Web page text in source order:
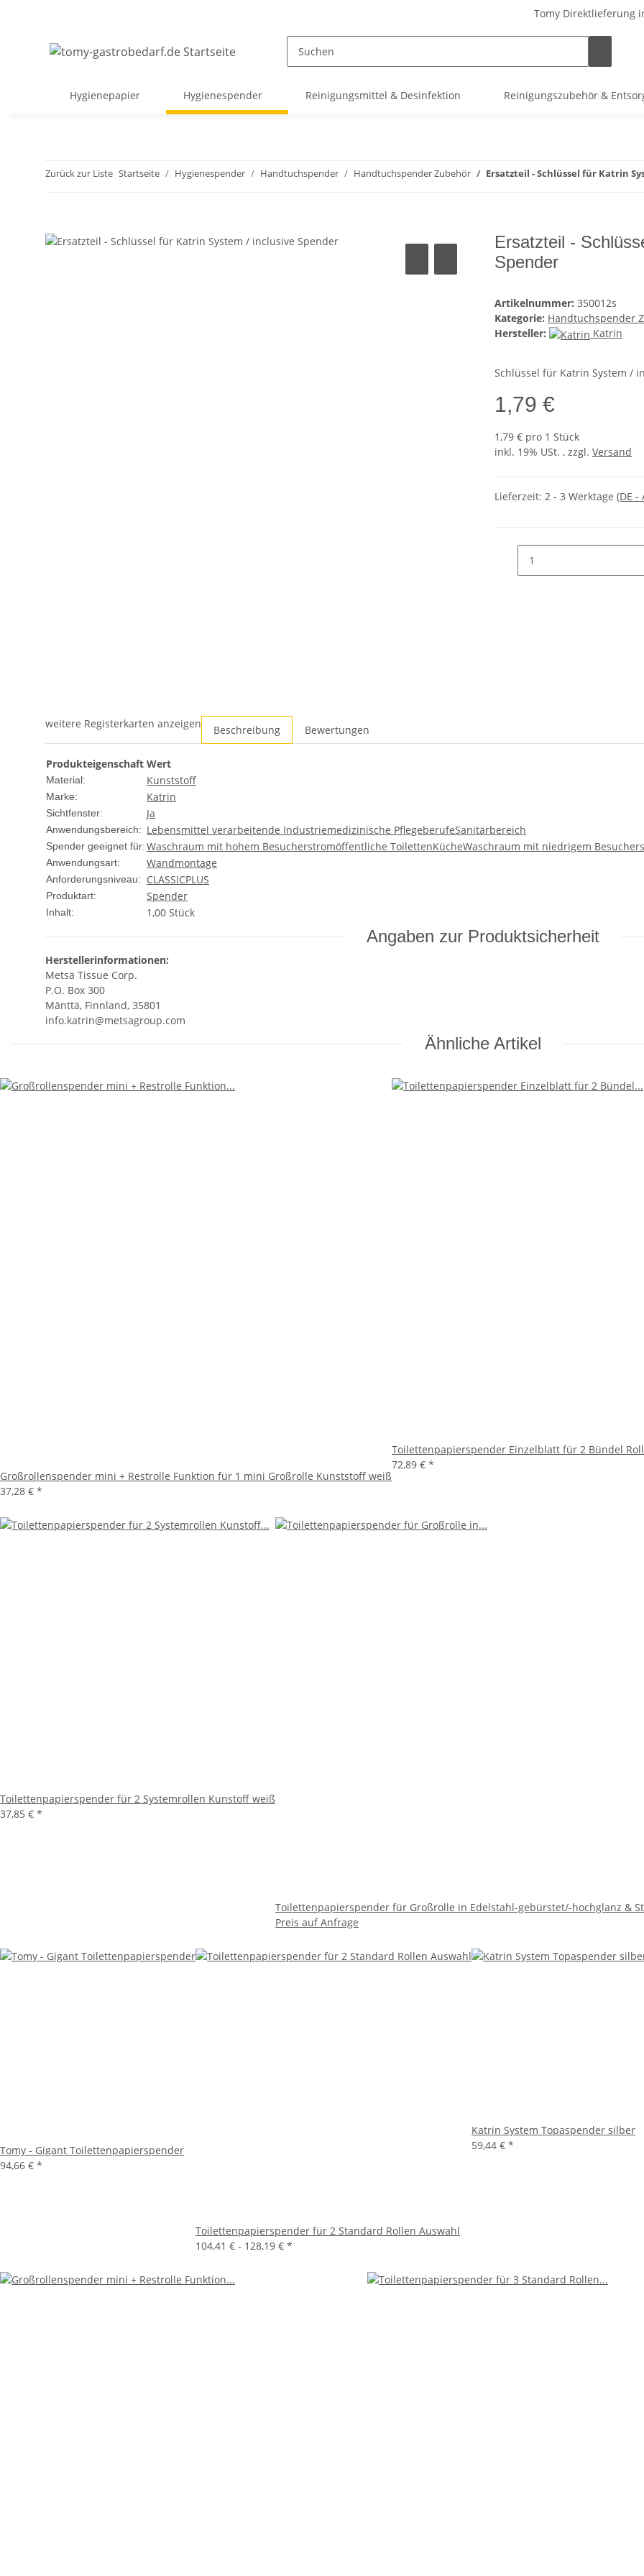
Tomy Direktlieferung
Hygienepapier Hygienespender Reinigungsmittel & Desinfektion Reinigungszubehör &
Zurück zur Liste Startseite Hygienespender Handtuchspender Handtuchspender Zubehör Ersatzteil - Schlüssel für Katrin
Ersatzteil -
Spender
Artikelnummer: 350012s
Kategorie: Handtuchspender
Hersteller:
Katrin
Schlüssel für Katrin System /
1,79 €
1,79 € pro 1 Stück
inkl. 19% USt. , zzgl. Versand
Lieferzeit: 2 - 3 Werktage (DE
weitere Registerkarten anzeigen Beschreibung Bewertungen
Produkteigenschaft Wert
Material: Kunststoff
Marke: Katrin
Sichtfenster: Ja
Anwendungsbereich: Lebensmittel verarbeitende Industriemedizinische PflegeberufeSanitärbereich
Spender geeignet für:Waschraum mit hohem Besucherstromöffentliche ToilettenKücheWaschraum mit niedrigem
Anwendungsart: Wandmontage
Anforderungsniveau: CLASSICPLUS
Produktart: Spender
Inhalt: 1,00 Stück
Angaben zur Produktsicherheit
Herstellerinformationen:
Metsä Tissue Corp.
P.O. Box 300
Mänttä, Finnland, 35801
info.katrin@metsagroup.com
Ähnliche Artikel
Großrollenspender mini + Restrolle Funktion für 1 mini Großrolle Kunststoff weiß
37,28 € *
Toilettenpapierspender Einzelblatt für 2 Bündel
72,89 € *
Toilettenpapierspender für 2 Systemrollen Kunstoff weiß
37,85 € *
Toilettenpapierspender für Großrolle in Edelstahl-gebürstet/-hochglanz &
Preis auf Anfrage
Tomy - Gigant Toilettenpapierspender
94,66 € *
Toilettenpapierspender für 2 Standard Rollen Auswahl
104,41 € - 128,19 € *
Katrin System Topaspender silber
59,44 € *